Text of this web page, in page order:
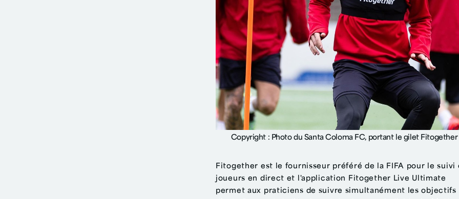
Copyright : Photo du Santa Coloma FC, portant le gilet Fitogether
Fitogether est le fournisseur préféré de la FIFA pour le suivi
joueurs en direct et l'application Fitogether Live Ultimate
permet aux praticiens de suivre simultanément les objectifs